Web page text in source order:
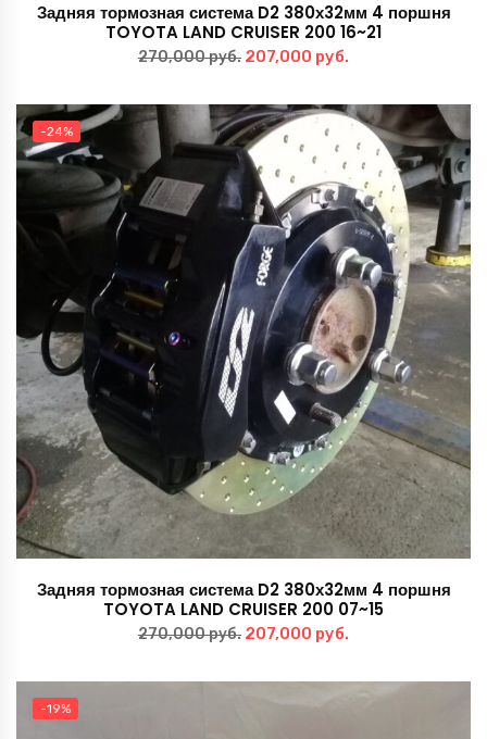
Задняя тормозная система D2 380х32мм 4 поршня
TOYOTA LAND CRUISER 200 16~21
270,000руб. Первоначальная
составляла
270,000 руб..
207,000 руб.
207,000 руб..
-24%
Задняя тормозная система D2 380х32мм 4 поршня
TOYOTA LAND CRUISER 200 07~15
270,000руб. Первоначальная
207,000 руб.
207,000 руб..
-19%